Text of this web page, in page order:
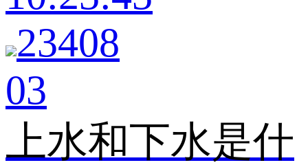
23408
03
上水和下水是什